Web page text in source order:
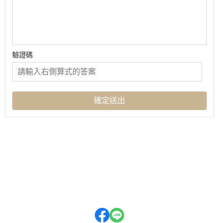
驗證碼
確定送出